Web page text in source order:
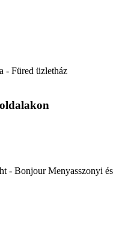
- Füred üzletház
- Bonjour Menyasszonyi és